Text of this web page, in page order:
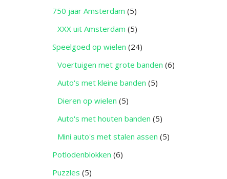
750 jaar Amsterdam (5)
XXX uit Amsterdam (5)
Speelgoed op wielen (24)
Voertuigen met grote banden (6)
Auto's met kleine banden (5)
Dieren op wielen (5)
Auto's met houten banden (5)
Mini auto's met stalen assen (5)
Potlodenblokken (6)
Puzzles (5)